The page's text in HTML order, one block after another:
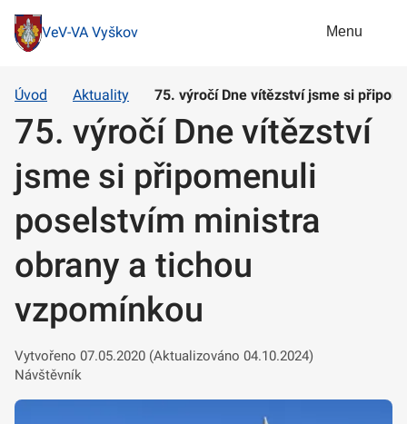
VeV-VA Vyškov Menu
Úvod Aktuality 75. výročí Dne vítězství jsme si
75. výročí Dne vítězství
jsme si připomenuli
poselstvím ministra
obrany a tichou
vzpomínkou
Vytvořeno 07.05.2020 (Aktualizováno 04.10.2024)
Návštěvník